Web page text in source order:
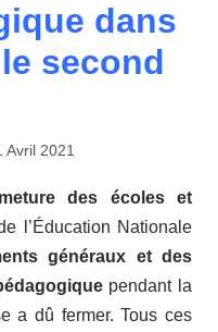
dans
second
Avril 2021
des écoles et
l’Éducation Nationale
généraux et des
pendant la
a dû fermer. Tous ces